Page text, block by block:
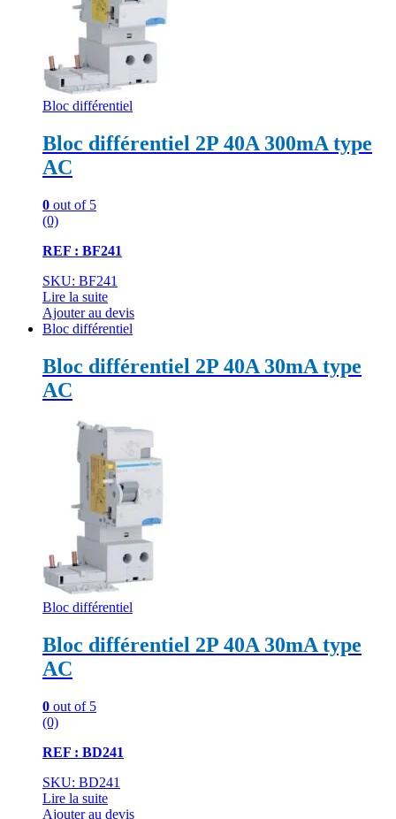
Bloc différentiel
Bloc différentiel 2P 40A 300mA type
AC
0 out of 5
(0)
REF : BF241
SKU: BF241
Lire la suite
Ajouter au devis
Bloc différentiel
Bloc différentiel 2P 40A 30mA type
AC
Bloc différentiel
Bloc différentiel 2P 40A 30mA type
AC
0 out of 5
(0)
REF : BD241
SKU: BD241
Lire la suite
Ajouter au devis